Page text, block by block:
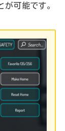
可能です。